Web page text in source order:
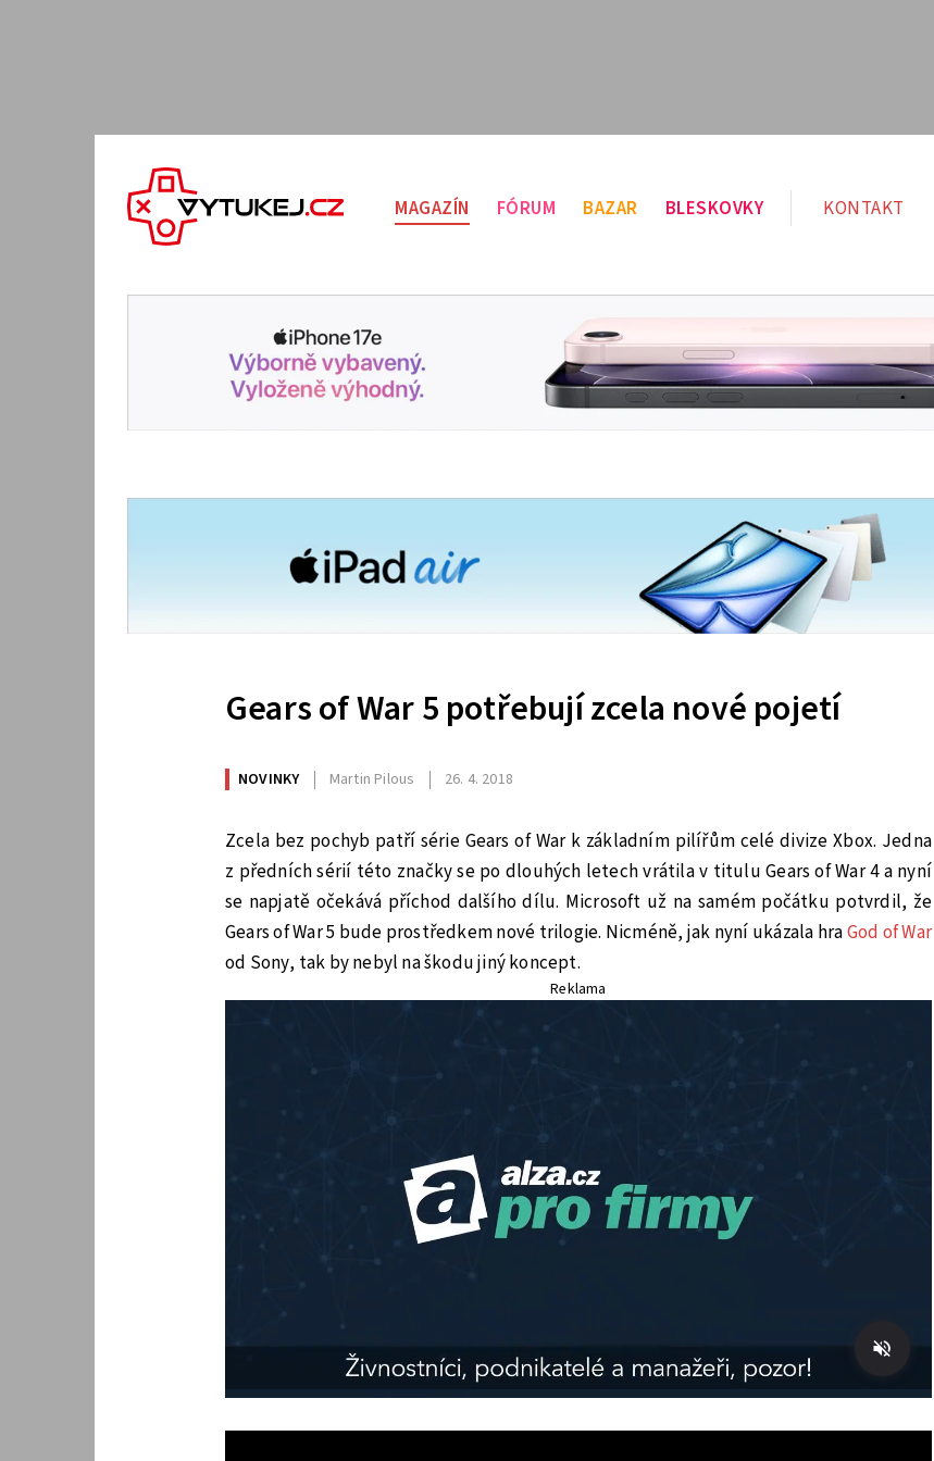
MAGAZÍN FÓRUM BAZAR BLESKOVKY KONTAKT
Gears of War 5 potřebují zcela nové pojetí
NOVINKY Martin Pilous 26. 4. 2018
Zcela bez pochyb patří série Gears of War k základním pilířům celé divize Xbox. Jedna
z předních sérií této značky se po dlouhých letech vrátila v titulu Gears of War 4 a nyní
se napjatě očekává příchod dalšího dílu. Microsoft už na samém počátku potvrdil, že
Gears of War 5 bude prostředkem nové trilogie. Nicméně, jak nyní ukázala hraGod of War
od Sony, tak by nebyl na škodu jiný koncept.
Reklama